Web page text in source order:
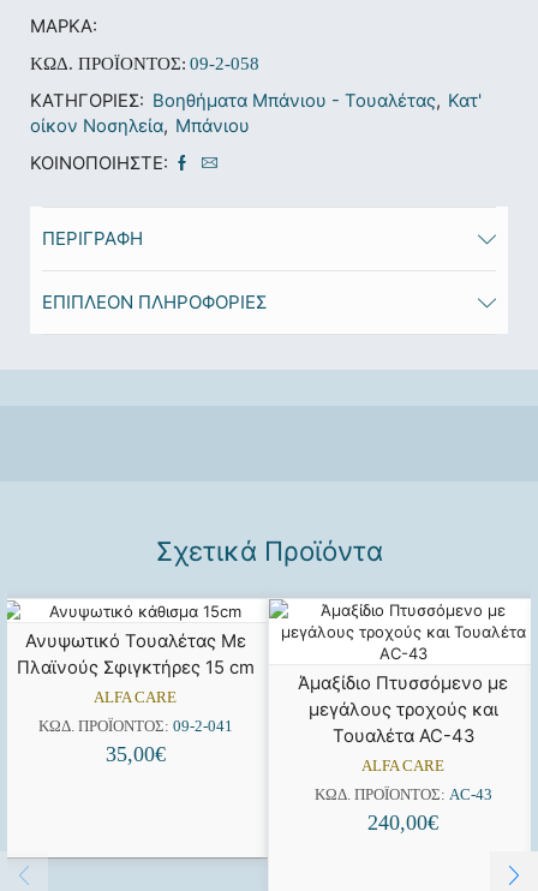
ΜΆΡΚΑ:
ΚΩΔ. ΠΡΟΪΌΝΤΟΣ: 09-2-058
ΚΑΤΗΓΟΡΊΕΣ: Βοηθήματα Μπάνιου - Τουαλέτας, Κατ'
οίκον Νοσηλεία, Μπάνιου
ΚΟΙΝΟΠΟΙΉΣΤΕ:
ΠΕΡΙΓΡΑΦΉ
ΕΠΙΠΛΈΟΝ ΠΛΗΡΟΦΟΡΊΕΣ
Σχετικά Προϊόντα
Ανυψωτικό Τουαλέτας Με
Πλαϊνούς Σφιγκτήρες 15 cm
ALFA CARE
ΚΩΔ. ΠΡΟΪΌΝΤΟΣ: 09-2-041
35,00€
Άμαξίδιο Πτυσσόμενο με
μεγάλους τροχούς και
Τουαλέτα AC-43
ALFA CARE
ΚΩΔ. ΠΡΟΪΌΝΤΟΣ: AC-43
240,00€